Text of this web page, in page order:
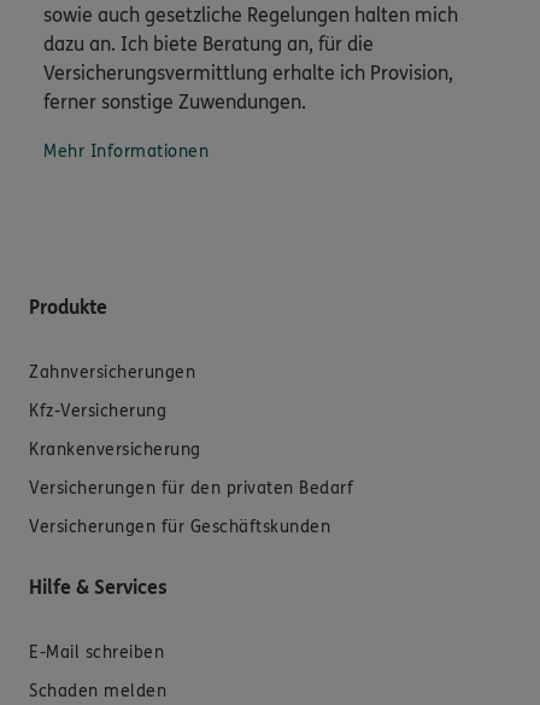
sowie auch gesetzliche Regelungen halten mich
dazu an. Ich biete Beratung an, für die
Versicherungsvermittlung erhalte ich Provision,
ferner sonstige Zuwendungen.
Mehr Informationen
Produkte
Zahnversicherungen
Kfz-Versicherung
Krankenversicherung
Versicherungen für den privaten Bedarf
Versicherungen für Geschäftskunden
Hilfe & Services
E-Mail schreiben
Schaden melden